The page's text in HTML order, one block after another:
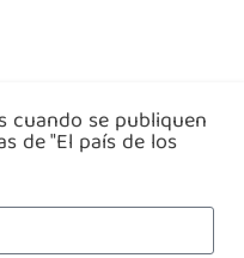
cuando se publiquen
de "El país de los